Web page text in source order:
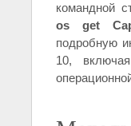
командной
os get
подробную
10,